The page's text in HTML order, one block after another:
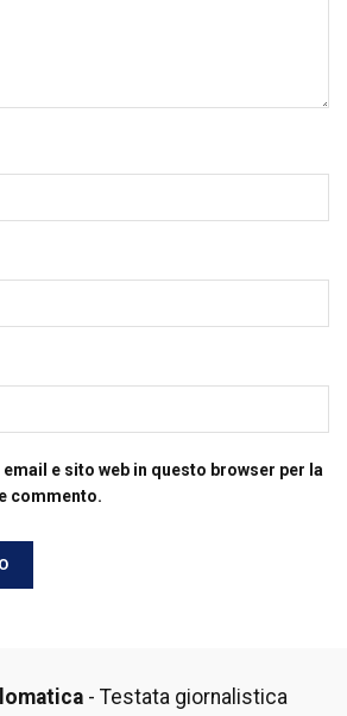
e sito web in questo browser per la
commento.
- Testata giornalistica